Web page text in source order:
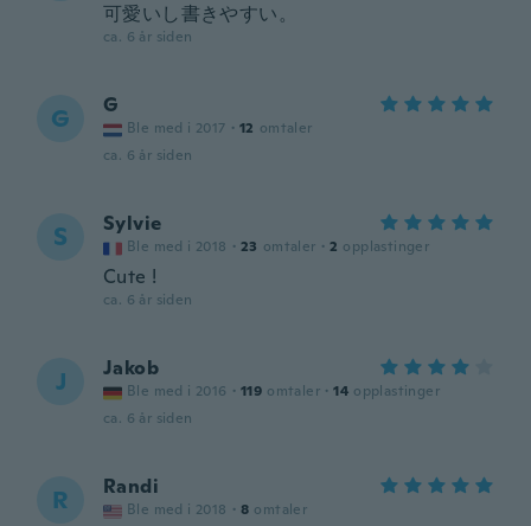
可愛いし書きやすい。
ca. 6 år siden
G G
Ble med i 2017 · 12 omtaler
ca. 6 år siden
S Sylvie
Ble med i 2018 · 23 omtaler · 2 opplastinger
Cute !
ca. 6 år siden
J Jakob
Ble med i 2016 · 119 omtaler · 14 opplastinger
ca. 6 år siden
R Randi
Ble med i 2018 · 8 omtaler